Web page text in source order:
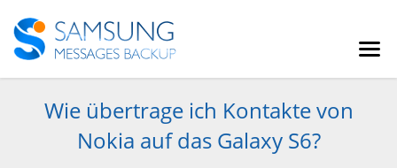
Wie übertrage ich Kontakte von
Nokia auf das Galaxy S6?